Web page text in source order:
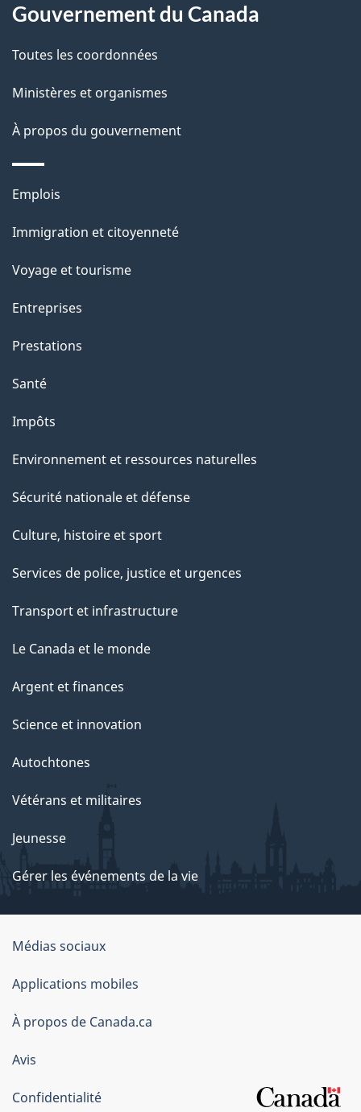
e
l
a
p
a
g
e
Gouvernement du Canada
Toutes les coordonnées
Ministères et organismes
À propos du gouvernement
Thèmes
sujets
Emplois
Immigration et citoyenneté
Voyage et tourisme
Entreprises
Prestations
Santé
Impôts
Environnement et ressources naturelles
Sécurité nationale et défense
Culture, histoire et sport
Services de police, justice et urgences
Transport et infrastructure
Le Canada et le monde
Argent et finances
Science et innovation
Autochtones
Vétérans et militaires
Jeunesse
Gérer les événements de la vie
Organisation
du
gouvernement
du
Canada
Médias sociaux
Applications mobiles
À propos de Canada.ca
Avis
Confidentialité